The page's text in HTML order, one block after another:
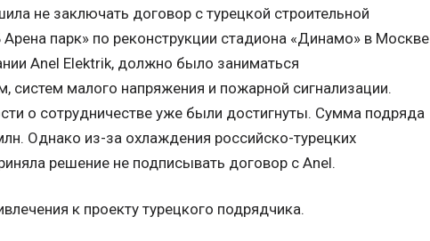
не заключать договор с турецкой строительной
парк» по реконструкции стадиона «Динамо» в Москве
Anel Elektrik, должно было заниматься
систем малого напряжения и пожарной сигнализации.
о сотрудничестве уже были достигнуты. Сумма подряда
Однако из-за охлаждения российско-турецких
решение не подписывать договор с Anel.
к проекту турецкого подрядчика.